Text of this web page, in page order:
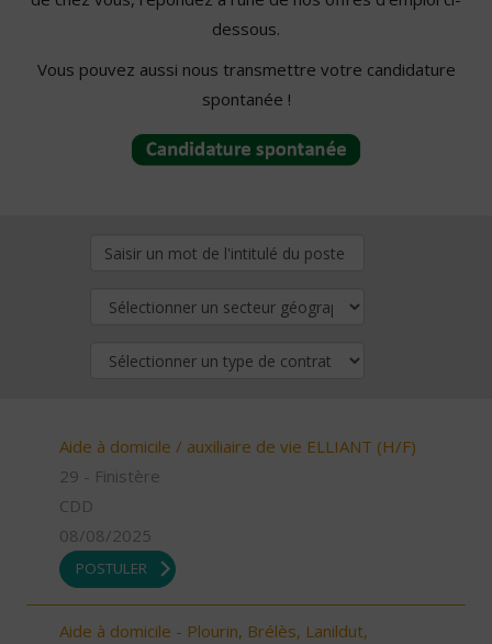
dessous.
Vous pouvez aussi nous transmettre votre candidature
spontanée !
Aide à domicile / auxiliaire de vie ELLIANT (H/F)
29 - Finistère
CDD
08/08/2025
POSTULER
Aide à domicile - Plourin, Brélès, Lanildut,